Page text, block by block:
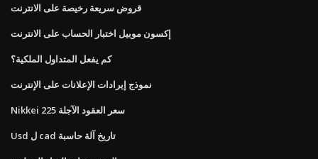
قروض سريعة رخيصة على الانترنت
إكسون موبيل اختبار الحساب على الانترنت
كم يفعل المتداول الملكية؟
نموذج إيرادات الإعلانات على الإنترنت
Nikkei 225 سعر العقود الآجلة
Usd ل cad تاريخ آلة حاسبة